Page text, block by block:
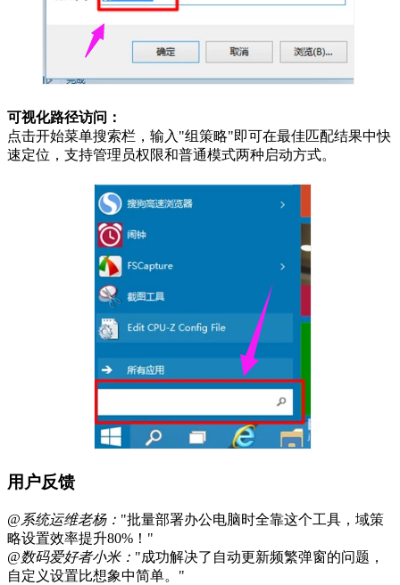
可视化路径访问：
点击开始菜单搜索栏，输入"组策略"即可在最佳匹配结果中快
速定位，支持管理员权限和普通模式两种启动方式。
用户反馈
@系统运维老杨： "批量部署办公电脑时全靠这个工具，域策
略设置效率提升80%！"
@数码爱好者小米： "成功解决了自动更新频繁弹窗的问题，
自定义设置比想象中简单。"